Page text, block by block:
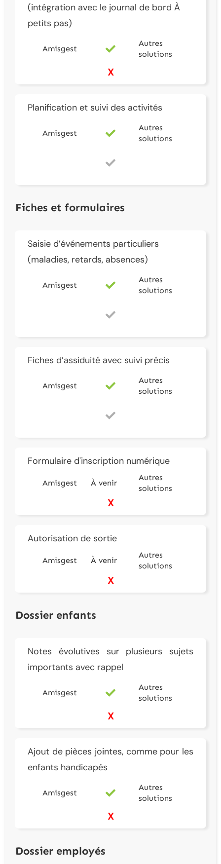
(intégration avec le journal de bord À
petits pas)
Amisgest
Autres
solutions
X
Planification et suivi des activités
Amisgest
Autres
solutions
Fiches et formulaires
Saisie d’événements particuliers
(maladies, retards, absences)
Amisgest
Autres
solutions
Fiches d’assiduité avec suivi précis
Amisgest
Autres
solutions
Formulaire d'inscription numérique
Amisgest À venir
Autres
solutions
X
Autorisation de sortie
Amisgest À venir
Autres
solutions
X
Dossier enfants
Notes évolutives sur plusieurs sujets
importants avec rappel
Amisgest
Autres
solutions
X
Ajout de pièces jointes, comme pour les
enfants handicapés
Amisgest
Autres
solutions
X
Dossier employés